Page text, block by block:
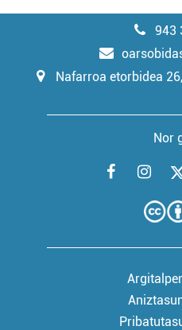
943
Nafarroa etorbidea
Nor